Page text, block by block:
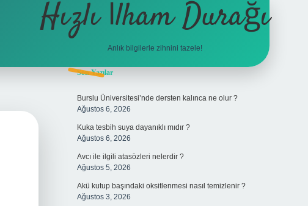
Hızlı İlham Durağı
Anlık bilgilerle zihnini tazele!
Sidebar
Son Yazılar
Burslu Üniversitesi’nde dersten kalınca ne olur ?
Ağustos 6, 2026
Kuka tesbih suya dayanıklı mıdır ?
Ağustos 6, 2026
Avcı ile ilgili atasözleri nelerdir ?
Ağustos 5, 2026
Akü kutup başındaki oksitlenmesi nasıl temizlenir ?
Ağustos 3, 2026